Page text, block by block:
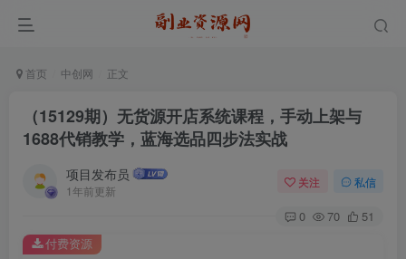
首页 中创网 正文
（15129期）无货源开店系统课程，手动上架与
1688代销教学，蓝海选品四步法实战
项目发布员
1年前更新
关注 私信
0 70 51
付费资源